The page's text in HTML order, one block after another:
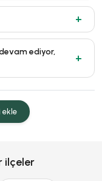
ediyor,
ekle
ilçeler